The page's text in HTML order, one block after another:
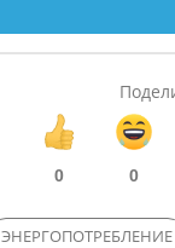
0 0
ЭНЕРГОПОТРЕБЛЕНИЕ